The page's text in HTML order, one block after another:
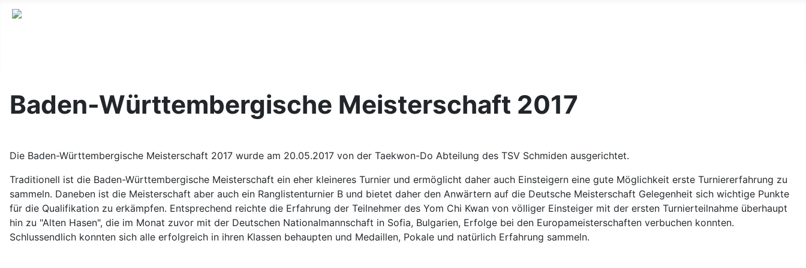
Baden-Württembergische Meisterschaft 2017
Die Baden-Württembergische Meisterschaft 2017 wurde am 20.05.2017 von der Taekwon-Do Abteilung des TSV Schmiden ausgerichtet.
Traditionell ist die Baden-Württembergische Meisterschaft ein eher kleineres Turnier und ermöglicht daher auch Einsteigern eine gute Möglichkeit erste Turniererfahrung zu
sammeln. Daneben ist die Meisterschaft aber auch ein Ranglistenturnier B und bietet daher den Anwärtern auf die Deutsche Meisterschaft Gelegenheit sich wichtige Punkte
für die Qualifikation zu erkämpfen. Entsprechend reichte die Erfahrung der Teilnehmer des Yom Chi Kwan von völliger Einsteiger mit der ersten Turnierteilnahme überhaupt
hin zu "Alten Hasen", die im Monat zuvor mit der Deutschen Nationalmannschaft in Sofia, Bulgarien, Erfolge bei den Europameisterschaften verbuchen konnten.
Schlussendlich konnten sich alle erfolgreich in ihren Klassen behaupten und Medaillen, Pokale und natürlich Erfahrung sammeln.